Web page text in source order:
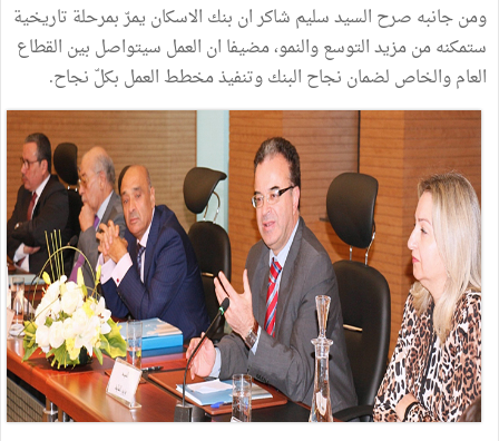
ومن جانبه صرح السيد سليم شاكر ان بنك الاسكان يمرّ بمرحلة تاريخية
ستمكنه من مزيد التوسع والنمو، مضيفا ان العمل سيتواصل بين القطاع
العام والخاص لضمان نجاح البنك وتنفيذ مخطط العمل بكلّ نجاح.